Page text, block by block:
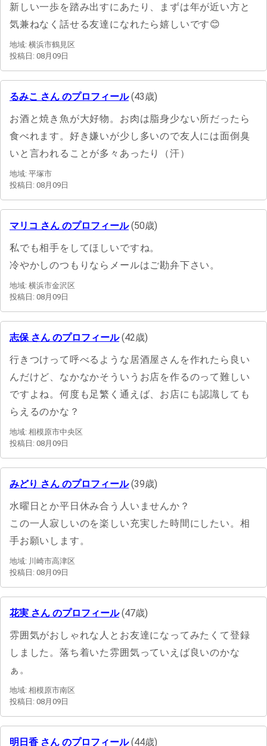
新しい一歩を踏み出すにあたり、まずは年が近い方と
気兼ねなく話せる友達になれたら嬉しいです😊
地域: 横浜市鶴見区
投稿日: 08月09日
るみこ さん のプロフィール(43歳)
お酒と焼き魚が大好物。お肉は脂身少ない所だったら
食べれます。好き嫌いが少し多いので友人には面倒臭
いと言われることが多々あったり（汗）
地域: 平塚市
投稿日: 08月09日
マリコ さん のプロフィール(50歳)
私でも相手をしてほしいですね。
冷やかしのつもりならメールはご勘弁下さい。
地域: 横浜市金沢区
投稿日: 08月09日
志保 さん のプロフィール(42歳)
行きつけって呼べるような居酒屋さんを作れたら良い
んだけど、なかなかそういうお店を作るのって難しい
ですよね。何度も足繁く通えば、お店にも認識しても
らえるのかな？
地域: 相模原市中央区
投稿日: 08月09日
みどり さん のプロフィール(39歳)
水曜日とか平日休み合う人いませんか？
この一人寂しいのを楽しい充実した時間にしたい。相
手お願いします。
地域: 川崎市高津区
投稿日: 08月09日
花実 さん のプロフィール(47歳)
雰囲気がおしゃれな人とお友達になってみたくて登録
しました。落ち着いた雰囲気っていえば良いのかな
ぁ。
地域: 相模原市南区
投稿日: 08月09日
明日香 さん のプロフィール(44歳)